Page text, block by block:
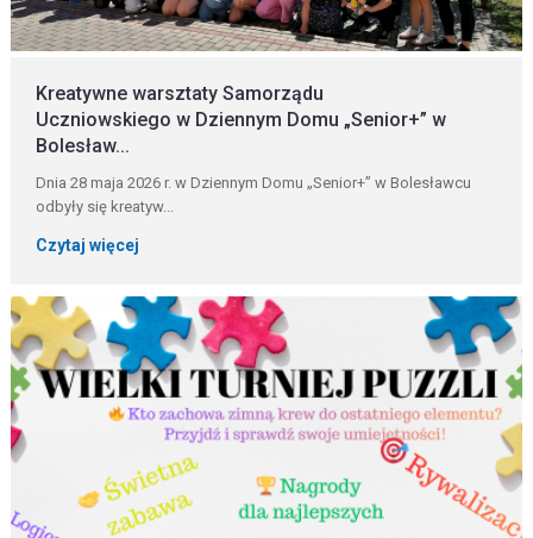
Kreatywne warsztaty Samorządu
Uczniowskiego w Dziennym Domu „Senior+” w
Bolesław...
Dnia 28 maja 2026 r. w Dziennym Domu „Senior+” w Bolesławcu
odbyły się kreatyw...
Czytaj więcej